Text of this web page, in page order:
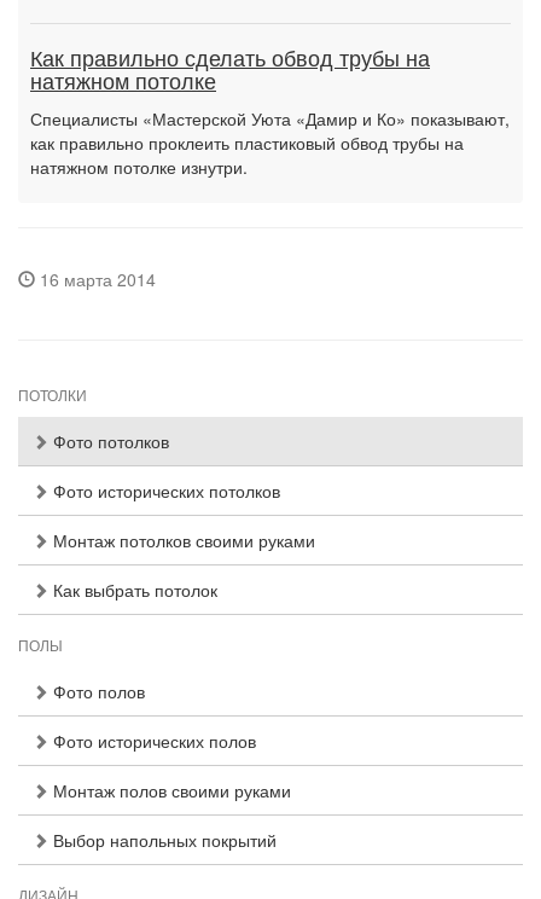
Как правильно сделать обвод трубы на
натяжном потолке
Специалисты «Мастерской Уюта «Дамир и Ко» показывают,
как правильно проклеить пластиковый обвод трубы на
натяжном потолке изнутри.
16 марта 2014
ПОТОЛКИ
Фото потолков
Фото исторических потолков
Монтаж потолков своими руками
Как выбрать потолок
ПОЛЫ
Фото полов
Фото исторических полов
Монтаж полов своими руками
Выбор напольных покрытий